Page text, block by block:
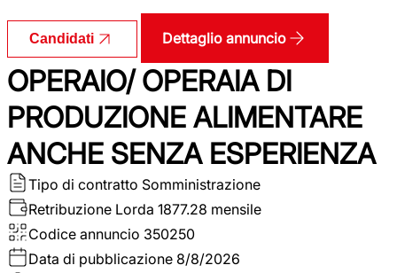
Candidati Dettaglio annuncio
OPERAIO/ OPERAIA DI
PRODUZIONE ALIMENTARE
ANCHE SENZA ESPERIENZA
Tipo di contratto Somministrazione
Retribuzione Lorda 1877.28 mensile
Codice annuncio 350250
Data di pubblicazione 8/8/2026